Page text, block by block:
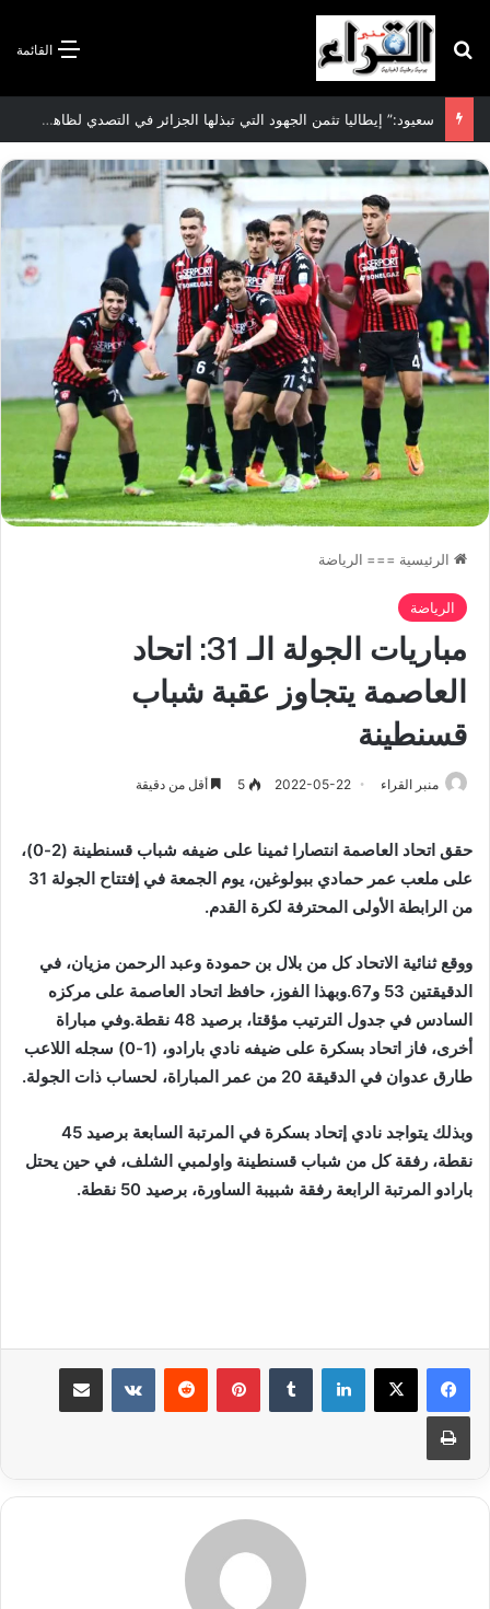
القائمة بحث عن
سعيود:” إيطاليا تثمن الجهود التي تبذلها الجزائر في التصدي لظاهرة الهجرة غير الشرعية”
الرئيسية === الرياضة
الرياضة
مباريات الجولة الـ 31: اتحاد
العاصمة يتجاوز عقبة شباب
قسنطينة
منبر القراء 2022-05-22
5 أقل من دقيقة
حقق اتحاد العاصمة انتصارا ثمينا على ضيفه شباب قسنطينة (2-0)،
على ملعب عمر حمادي ببولوغين، يوم الجمعة في إفتتاح الجولة 31
من الرابطة الأولى المحترفة لكرة القدم.
ووقع ثنائية الاتحاد كل من بلال بن حمودة وعبد الرحمن مزيان، في
الدقيقتين 53 و67.وبهذا الفوز، حافظ اتحاد العاصمة على مركزه
السادس في جدول الترتيب مؤقتا، برصيد 48 نقطة.وفي مباراة
أخرى، فاز اتحاد بسكرة على ضيفه نادي بارادو، (1-0) سجله اللاعب
طارق عدوان في الدقيقة 20 من عمر المباراة، لحساب ذات الجولة.
وبذلك يتواجد نادي إتحاد بسكرة في المرتبة السابعة برصيد 45
نقطة، رفقة كل من شباب قسنطينة واولمبي الشلف، في حين يحتل
بارادو المرتبة الرابعة رفقة شبيبة الساورة، برصيد 50 نقطة.
لينكدإن بينتيريست
طباعة